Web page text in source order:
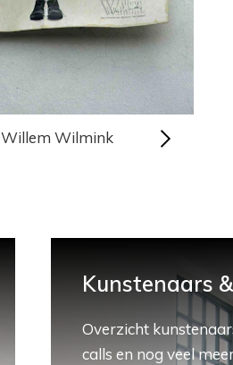
Wilmink
Kunstenaars
Overzicht
calls en nog veel